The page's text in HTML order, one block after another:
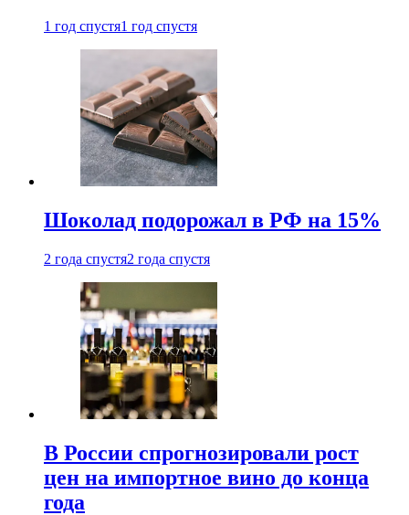
1 год спустя1 год спустя
Шоколад подорожал в РФ на 15%
2 года спустя2 года спустя
В России спрогнозировали рост
цен на импортное вино до конца
года